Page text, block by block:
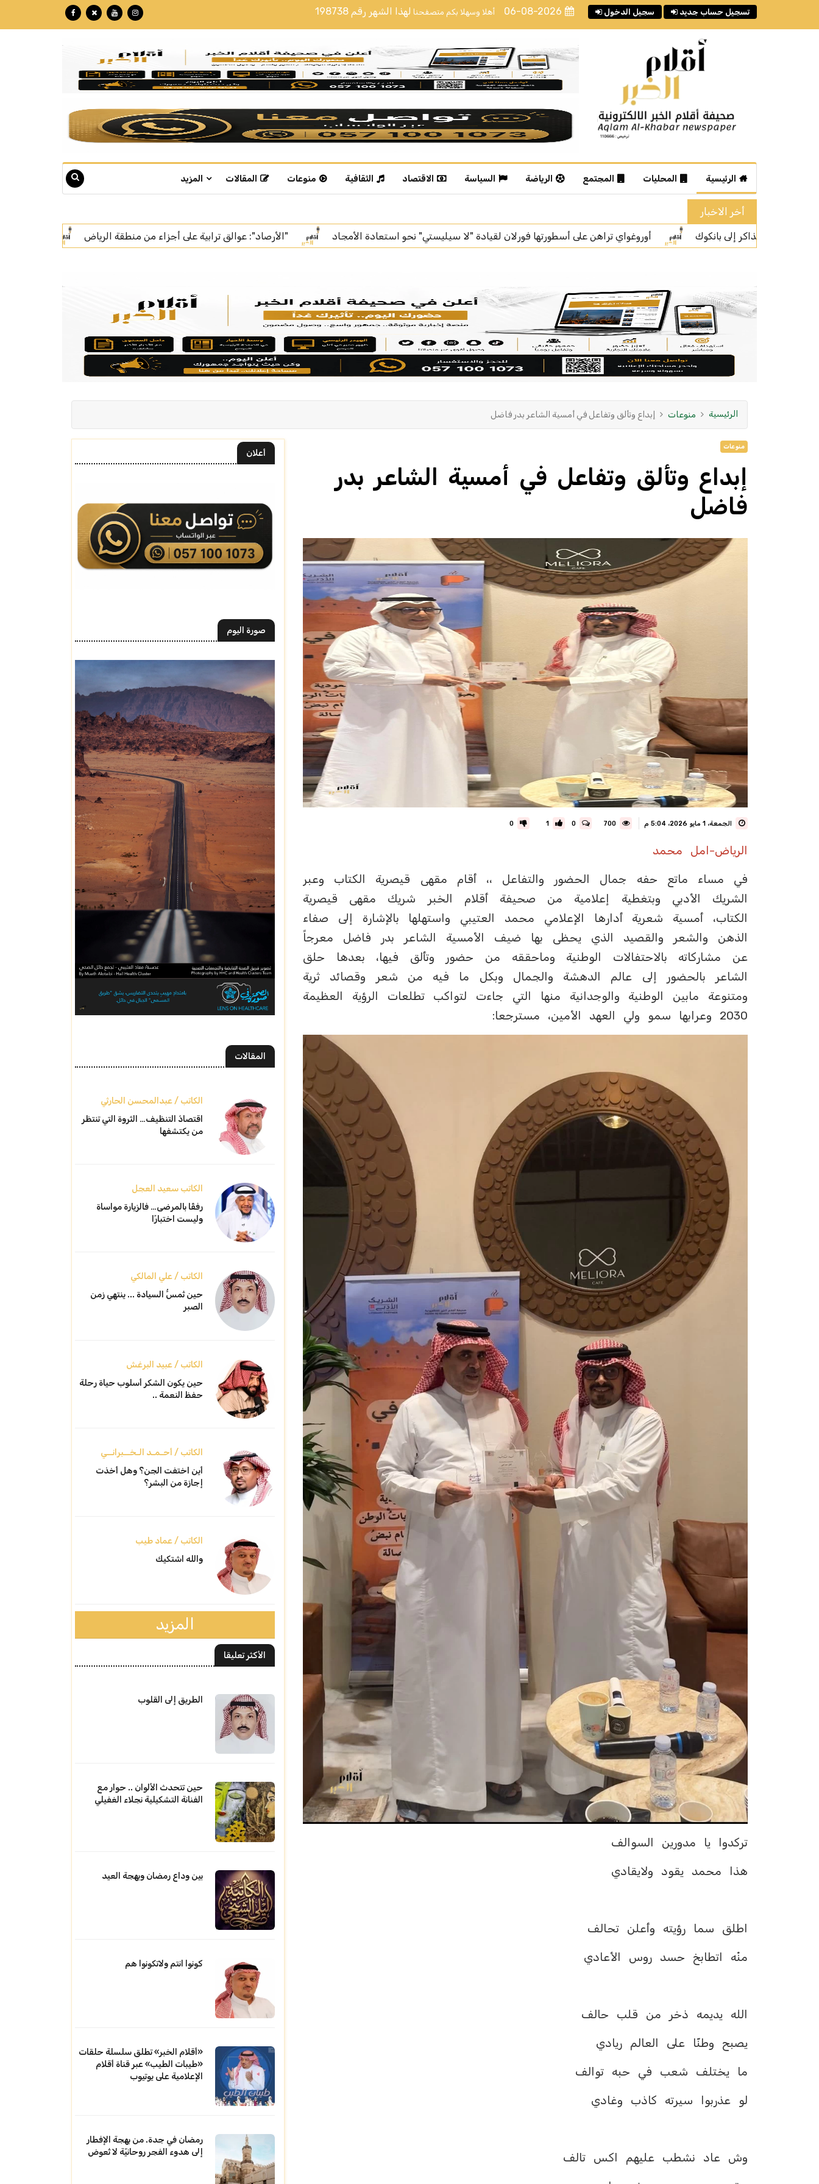
أهلا وسهلا بكم متصفحنا لهذا الشهر رقم 198738 06-08-2026 سجيل الدخول تسجيل حساب جديد
الرئيسية المحليات المجتمع الرياضة السياسة الاقتصاد الثقافية منوعات المقالات المزيد
أخر الاخبار
تراهن على أسطورتها فورلان لقيادة "لا سيليستي" نحو استعادة الأمجاد "الأرصاد": عوالق ترابية على أجزاء من منطقة الرياض وزارة الإعلام تشيد ببرنامج «الشارع السعودي» وتستعرض
الرئيسية منوعات إبداع وتألق وتفاعل في أمسية الشاعر بدر فاضل
منوعات
إبداع وتألق وتفاعل في أمسية الشاعر بدر
فاضل
الجمعة، 1 مايو 2026، 5:04 م 0
1
0
الرياض-امل محمد
في مساء ماتع حفه جمال الحضور والتفاعل ،، أقام مقهى قيصرية الكتاب وعبر
الشريك الأدبي وبتغطية إعلامية من صحيفة أقلام الخبر شريك مقهى قيصرية
الكتاب، أمسية شعرية أدارها الإعلامي محمد العتيبي واستهلها بالإشارة إلى صفاء
الذهن والشعر والقصيد الذي يحظى بها ضيف الأمسية الشاعر بدر فاضل معرجاً
عن مشاركاته بالاحتفالات الوطنية وماحققه من حضور وتألق فيها، بعدها حلق
الشاعر بالحضور إلى عالم الدهشة والجمال وبكل ما فيه من شعر وقصائد ثرية
ومتنوعة مابين الوطنية والوجدانية منها التي جاءت لتواكب تطلعات الرؤية العظيمة
2030 وعرابها سمو ولي العهد الأمين، مسترجعا:
‏‏تركدوا يا مدورين السوالف
‏هذا محمد يقود ولايقادي
‏اطلق سما رؤيته وأعلن تحالف
‏منْه اتطابخ حسد روس الأعادي
‏الله يديمه ذخر من قلب حالف
‏يصبح وطنّا على العالم ريادي
‏ما يختلف شعب في حبه توالف
‏لو عذربوا سيرته كاذب وغادي
‏وش عاد نشطب عليهم اكس تالف
أعلان
صورة اليوم
المقالات
الكاتب / عبدالمحسن الحارثي
اقتصادُ التنظيف… الثروة التي تنتظر
من يكتشفها
الكاتب سعيد العجل
رفقًا بالمرضى… فالزيارة مواساة
وليست اختبارًا
الكاتب / علي المالكي
حين تُمسُّ السيادة ... ينتهي زمن
الصبر
الكاتب / عبيد البرغش
حين يكون الشكر أسلوب حياة رحلة
حفظ النعمة ..
الكاتب / أحـمـد الـخــبرانــي
أين اختفت الجن؟ وهل أخذت
إجازة من البشر؟
الكاتب / عماد طيب
والله اشتكيك
المزيد
الأكثر تعليقا
الطريق إلى القلوب
حين تتحدث الألوان .. حوار مع
الفنانة التشكيلية نجلاء الغفيلي
بين وداع رمضان وبهجة العيد
كونوا انتم ولاتكونوا هم
«أقلام الخبر» تطلق سلسلة حلقات
«طيبات الطيب» عبر قناة أقلام
الإعلامية على يوتيوب
رمضان في جدة. من بهجة الإفطار
إلى هدوء الفجر روحانيّة لا تُعوض